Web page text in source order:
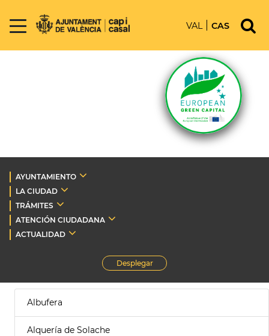
VAL CAS
AYUNTAMIENTO
LA CIUDAD
TRÁMITES
ATENCIÓN CIUDADANA
ACTUALIDAD
Desplegar
Albufera
Alquería de Solache